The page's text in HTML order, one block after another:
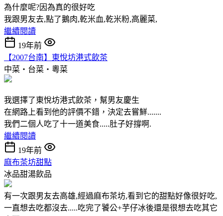
為什麼呢?因為真的很好吃
我跟男友去,點了鵝肉,乾米血,乾米粉,高麗菜,
繼續閱讀
19年前
【2007台南】東悅坊港式飲茶
中菜‧台菜‧粵菜
我選擇了東悅坊港式飲茶，幫男友慶生
在網路上看到他的評價不錯，決定去嘗鮮.......
我們二個人吃了十一道美食.....肚子好撐啊.
繼續閱讀
19年前
麻布茶坊甜點
冰品甜湯飲品
有一次跟男友去高雄,經過麻布茶坊,看到它的甜點好像很好吃,
一直想去吃都沒去.....吃完了饕公+芋仔冰後還是很想去吃其它